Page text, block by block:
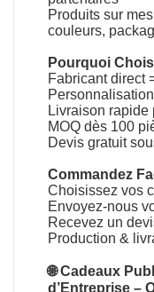
Produits sur
couleurs,
Pourquoi
Fabricant direct
Livraison
MOQ dès 100
Devis gratuit
Commandez
Choisissez vos
Envoyez-nous
Recevez un
Production &
🌐Cadeaux
d’Entreprise –